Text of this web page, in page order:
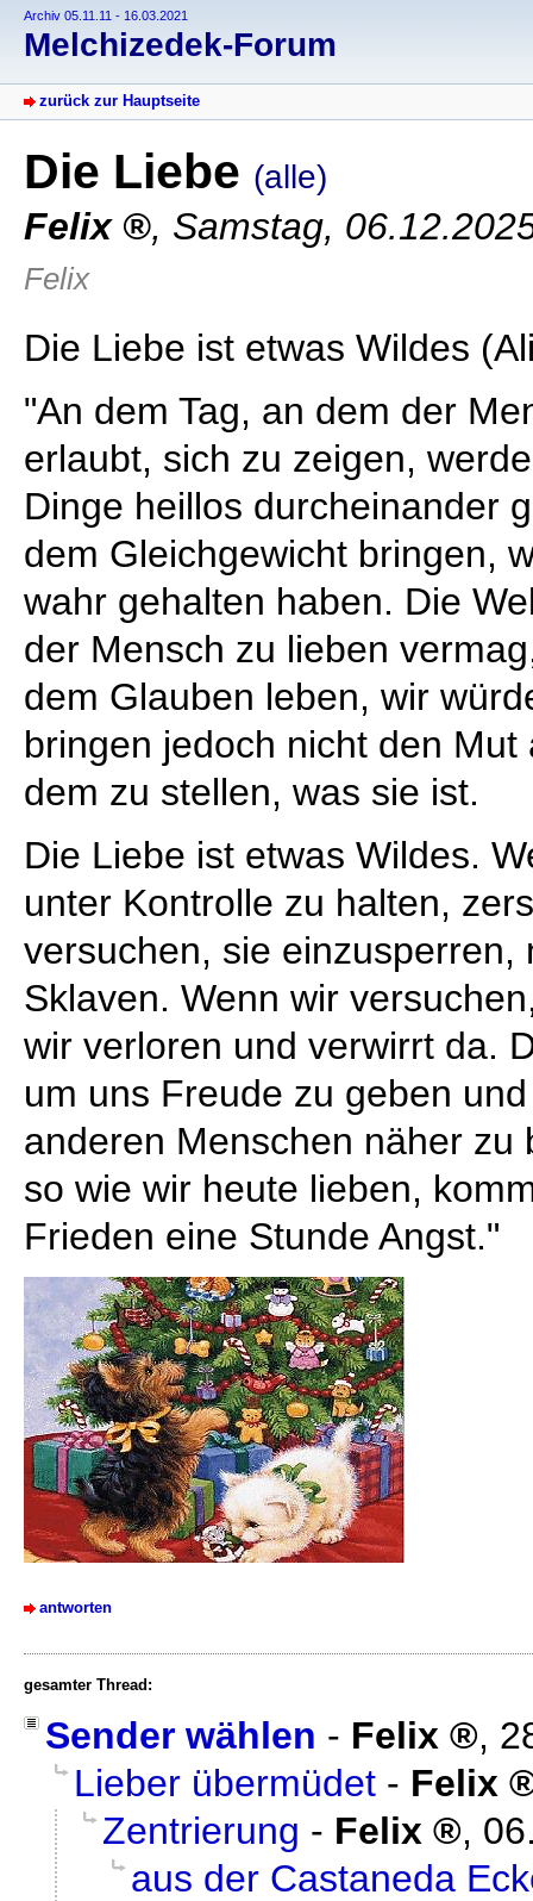
Archiv 05.11.11 - 16.03.2021
Melchizedek-Forum
zurück zur Hauptseite
Die Liebe (alle)
Felix , Samstag,
Felix
Die Liebe ist etwas Wildes
"An dem Tag, an dem der
erlaubt, sich zu zeigen,
Dinge heillos durcheinander
dem Gleichgewicht bringen,
wahr gehalten haben. Die
der Mensch zu lieben
dem Glauben leben, wir
bringen jedoch nicht den
dem zu stellen, was sie ist.
Die Liebe ist etwas Wildes.
unter Kontrolle zu halten,
versuchen, sie einzusperren,
Sklaven. Wenn wir
wir verloren und verwirrt da.
um uns Freude zu geben
anderen Menschen näher zu
so wie wir heute lieben,
Frieden eine Stunde Angst."
antworten
gesamter Thread:
Sender wählen - Felix ,
Lieber übermüdet - Felix
Zentrierung - Felix ,
aus der Castaneda